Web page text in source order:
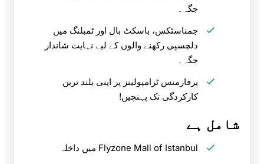
جگہ۔
جمناسٹکس، باسکٹ بال اور ٹمبلنگ میں
دلچسپی رکھنے والوں کے لیے نہایت شاندار
جگہ۔
پرفارمنس ٹرامپولینز پر اپنی بلند ترین
کارکردگی تک پہنچیں!
شامل ہے
Flyzone Mall of Istanbul میں داخلہ